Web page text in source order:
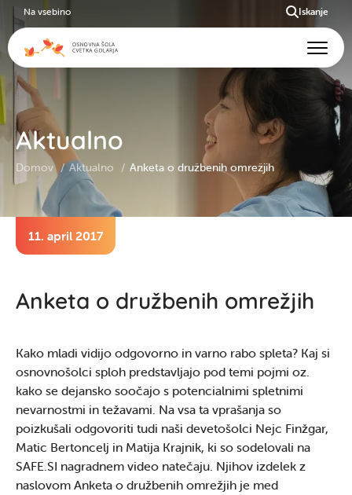
Aktualno
Domov Aktualno Anketa o družbenih omrežjih
11. april 2017
Anketa o družbenih omrežjih
Kako mladi vidijo odgovorno in varno rabo spleta? Kaj si
osnovnošolci sploh predstavljajo pod temi pojmi oz.
kako se dejansko soočajo s potencialnimi spletnimi
nevarnostmi in težavami. Na vsa ta vprašanja so
poizkušali odgovoriti tudi naši devetošolci Nejc Finžgar,
Matic Bertoncelj in Matija Krajnik, ki so sodelovali na
SAFE.SI nagradnem video natečaju. Njihov izdelek z
naslovom Anketa o družbenih omrežjih je med
Na vsebino Iskanje